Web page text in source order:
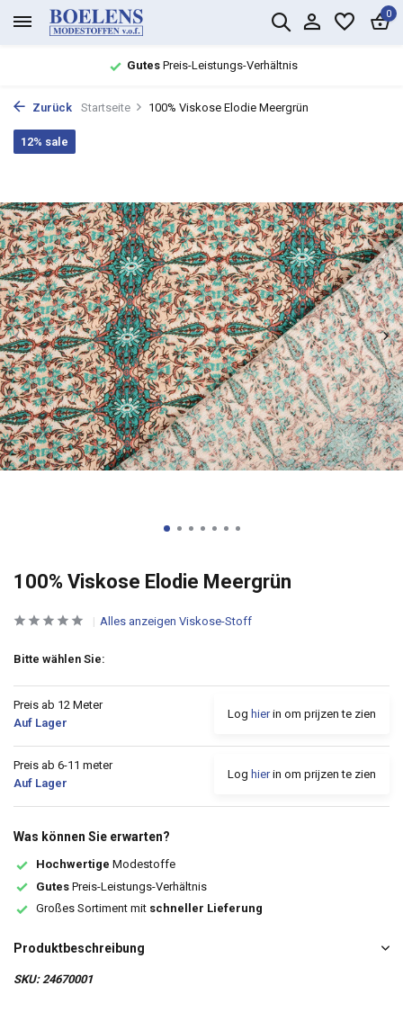
0
GutesPreis-Leistungs-Verhältnis
Zurück Startseite 100% Viskose Elodie Meergrün
100% Viskose Elodie Meergrün
12% sale
Alles anzeigen Viskose-Stoff
Bitte wählen Sie:
Preis ab 12 Meter
Auf Lager
Log hierin om prijzen te zien
Preis ab 6-11 meter
Auf Lager
Log hierin om prijzen te zien
Was können Sie erwarten?
Hochwertige Modestoffe
Gutes Preis-Leistungs-Verhältnis
Großes Sortiment mit schneller Lieferung
Produktbeschreibung
SKU: 24670001